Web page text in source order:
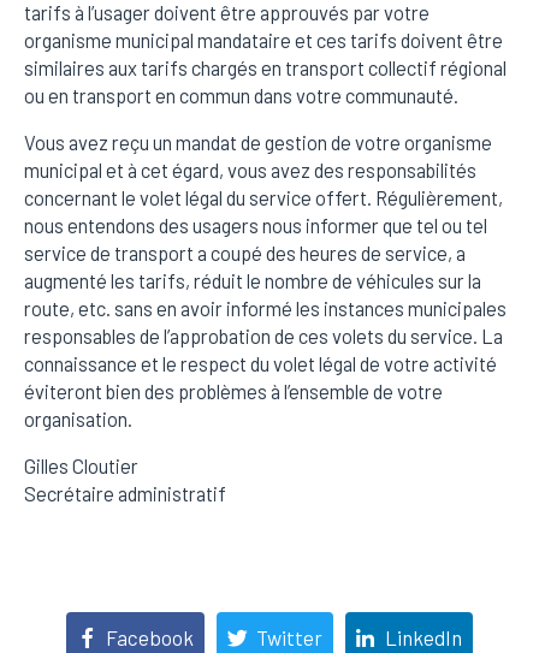
tarifs à l’usager doivent être approuvés par votre
organisme municipal mandataire et ces tarifs doivent être
similaires aux tarifs chargés en transport collectif régional
ou en transport en commun dans votre communauté.
Vous avez reçu un mandat de gestion de votre organisme
municipal et à cet égard, vous avez des responsabilités
concernant le volet légal du service offert. Régulièrement,
nous entendons des usagers nous informer que tel ou tel
service de transport a coupé des heures de service, a
augmenté les tarifs, réduit le nombre de véhicules sur la
route, etc. sans en avoir informé les instances municipales
responsables de l’approbation de ces volets du service. La
connaissance et le respect du volet légal de votre activité
éviteront bien des problèmes à l’ensemble de votre
organisation.
Gilles Cloutier
Secrétaire administratif
Facebook Twitter LinkedIn